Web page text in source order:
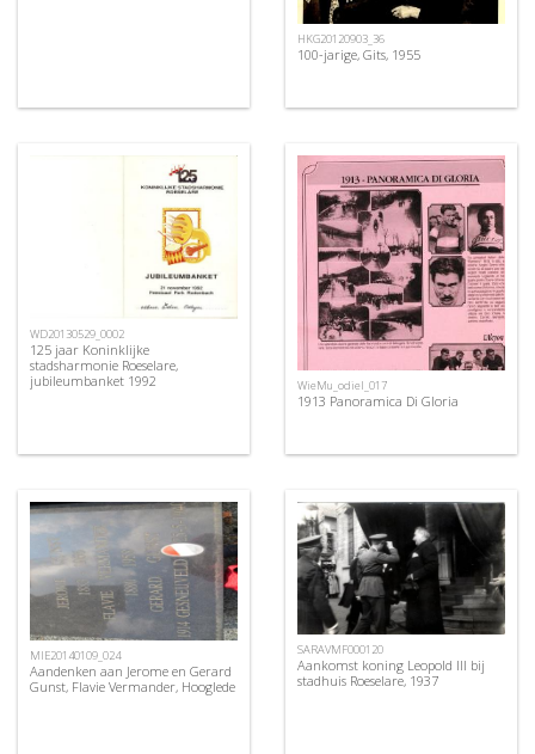
HKG20120903_36
100-jarige, Gits, 1955
WD20130529_0002
125 jaar Koninklijke
stadsharmonie Roeselare,
jubileumbanket 1992
WieMu_odiel_017
1913 Panoramica Di Gloria
MIE20140109_024
Aandenken aan Jerome en Gerard
Gunst, Flavie Vermander, Hooglede
SARAVMF000120
Aankomst koning Leopold III bij
stadhuis Roeselare, 1937